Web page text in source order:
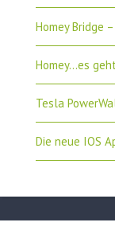
Homey Bridge
Homey…es
Tesla
Die neue IOS